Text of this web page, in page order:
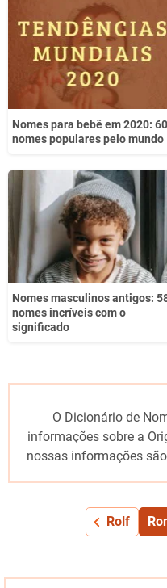
Outro
Nomes para bebê em 2020: 60
nomes populares pelo mundo
Nomes masculinos antigos:
nomes incríveis com o
significado
O Dicionário de
informações sobre a
nossas informações
Rolf